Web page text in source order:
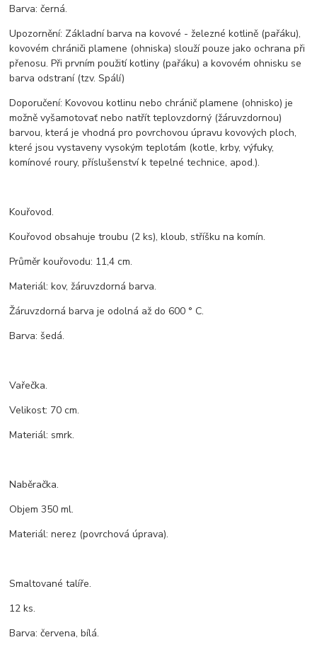
Barva: černá.
Upozornění: Základní barva na kovové - železné kotlině (pařáku),
kovovém chrániči plamene (ohniska) slouží pouze jako ochrana při
přenosu. Při prvním použití kotliny (pařáku) a kovovém ohnisku se
barva odstraní (tzv. Spálí)
Doporučení: Kovovou kotlinu nebo chránič plamene (ohnisko) je
možně vyšamotovať nebo natřít teplovzdorný (žáruvzdornou)
barvou, která je vhodná pro povrchovou úpravu kovových ploch,
které jsou vystaveny vysokým teplotám (kotle, krby, výfuky,
komínové roury, příslušenství k tepelné technice, apod.).
Kouřovod.
Kouřovod obsahuje troubu (2 ks), kloub, stříšku na komín.
Průměr kouřovodu: 11,4 cm.
Materiál: kov, žáruvzdorná barva.
Žáruvzdorná barva je odolná až do 600 ° C.
Barva: šedá.
Vařečka.
Velikost: 70 cm.
Materiál: smrk.
Naběračka.
Objem 350 ml.
Materiál: nerez (povrchová úprava).
Smaltované talíře.
12 ks.
Barva: červena, bílá.